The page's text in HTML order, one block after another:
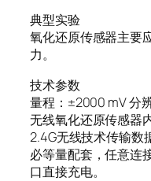
典型实验
氧化还原传感器主要
力。
技术参数
量程：±2000 mV 分
无线氧化还原传感器
2.4G无线技术传输数
必等量配套，任意连
口直接充电。